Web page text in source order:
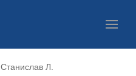
Станислав Л.